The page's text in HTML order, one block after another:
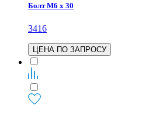
Болт М6 х 30
3416
ЦЕНА ПО ЗАПРОСУ